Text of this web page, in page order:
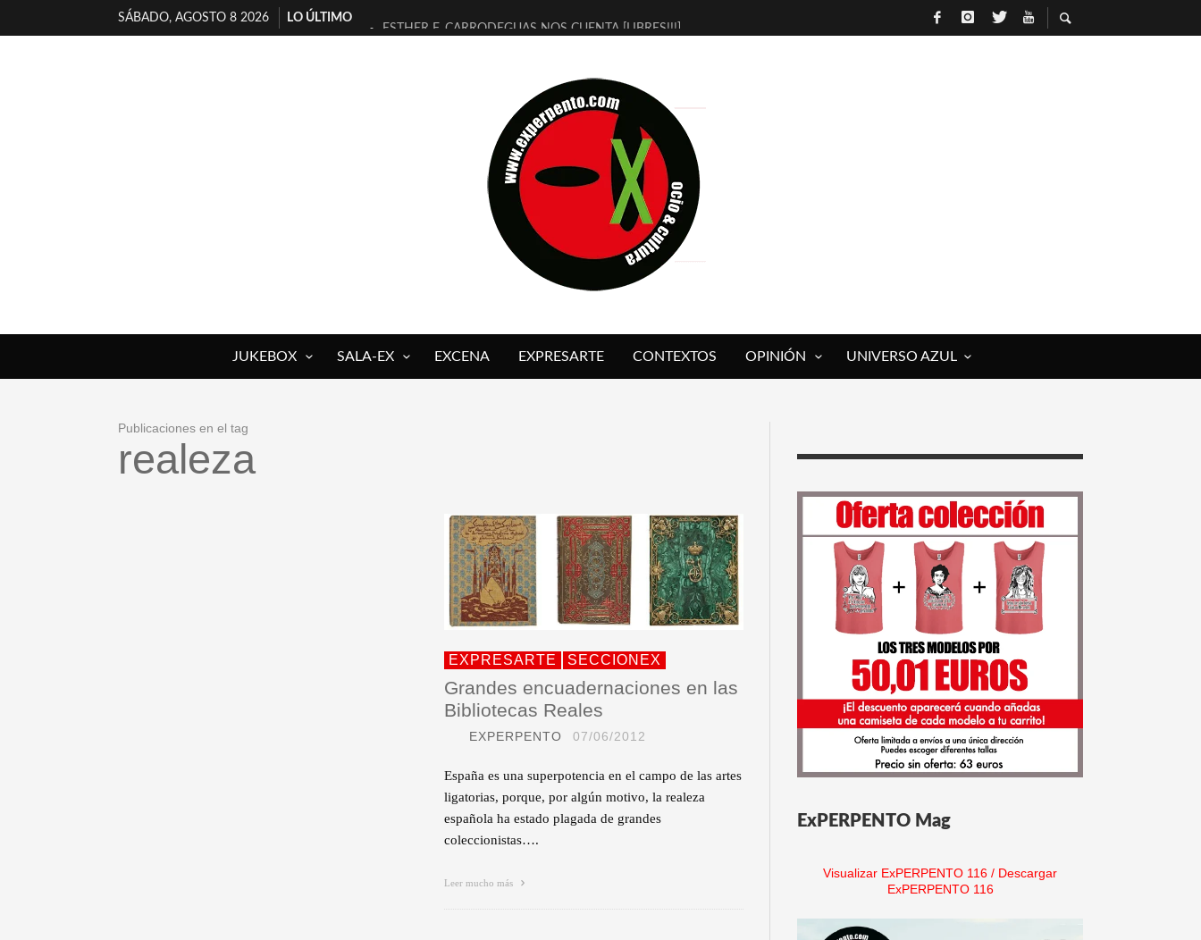
SÁBADO, AGOSTO 8 2026
LO ÚLTIMO
ESTHER F. CARRODEGUAS NOS CUENTA [LIBRES!!!]
[ELECTRA JONDA] DE JUAN GUERRERO ZAMORA
TIMBRE 4, LA ESCUELA DEL DIRECTOR TEATRAL CLAUDIO TOLCACHIR
30 AÑOS (NO ES NADA) DE LA KATARSIS DEL TOMATAZO
MILITARES JUDÍAS EN #EXVITA
D’BALDOMEROS REINVENTAN [BITÁCORA 3.0] EN EXVITA
MARSHALL FLASH PRESENTA EN EXVITA [RELATIVA SENCILLEZ]
JOFRE BARDAGÍ EN EXVITA INTERPRETANDO A SERRAT
JUKEBOX SALA-EX EXCENA EXPRESARTE CONTEXTOS OPINIÓN UNIVERSO AZUL
Publicaciones en el tag
realeza
EXPRESARTE SECCIONEX
Grandes encuadernaciones en las
Bibliotecas Reales
EXPERPENTO 07/06/2012
España es una superpotencia en el campo de las artes
ligatorias, porque, por algún motivo, la realeza
española ha estado plagada de grandes
coleccionistas….
Leer mucho más
ExPERPENTO Mag
Visualizar ExPERPENTO 116 / Descargar
ExPERPENTO 116